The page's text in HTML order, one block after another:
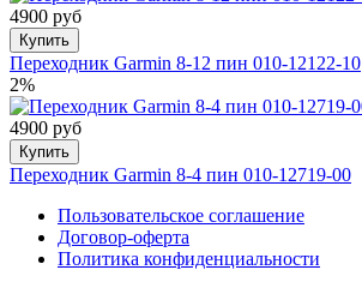
4900 руб
Купить
Переходник Garmin 8-12 пин 010-12122-10
2%
4900 руб
Купить
Переходник Garmin 8-4 пин 010-12719-00
Пользовательское соглашение
Договор-оферта
Политика конфиденциальности